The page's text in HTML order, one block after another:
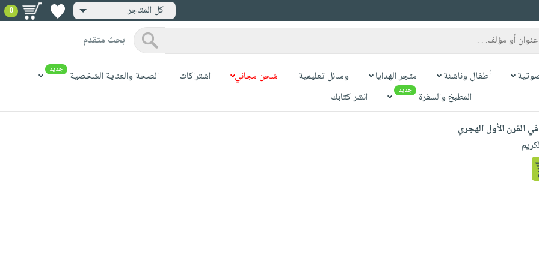
كل المتاجر 0
بحث متقدم
أطفال وناشئة متجر الهدايا وسائل تعليمية شحن مجاني اشتراكات الصحة والعناية الشخصية جديد
المطبخ والسفرة جديد
انشر كتابك
القرن الأول الهجري